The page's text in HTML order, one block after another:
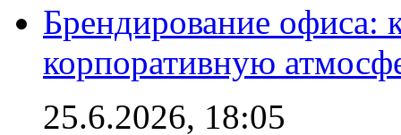
Брендирование офиса:
корпоративную
25.6.2026, 18:05